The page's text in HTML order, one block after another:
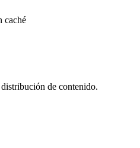
caché
de contenido.